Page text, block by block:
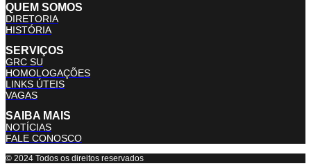
QUEM SOMOS
DIRETORIA
HISTÓRIA
SERVIÇOS
GRC SU
HOMOLOGAÇÕES
LINKS ÚTEIS
VAGAS
SAIBA MAIS
NOTÍCIAS
FALE CONOSCO
© 2024 Todos os direitos reservados